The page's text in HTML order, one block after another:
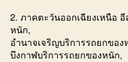
2. ภาคตะวันออกเฉียงเหนือ
หนัก,
อำนาจเจริญบริการรถยกของ
บึงกาฬบริการรถยกของหนัก,